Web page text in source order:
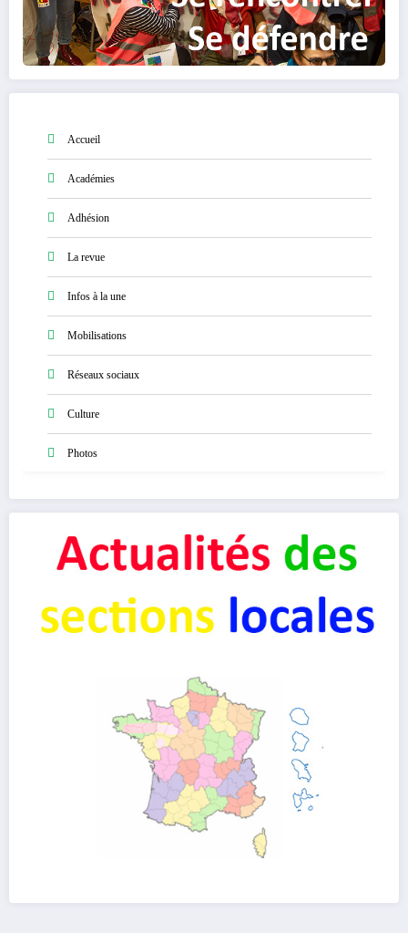
Accueil
Académies
Adhésion
La revue
Infos à la une
Mobilisations
Réseaux sociaux
Culture
Photos